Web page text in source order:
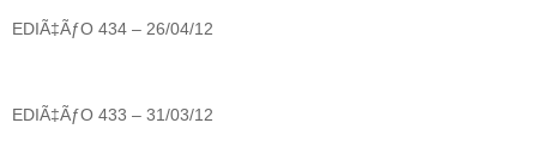
EDIÃ‡ÃƒO 434 – 26/04/12
EDIÃ‡ÃƒO 433 – 31/03/12